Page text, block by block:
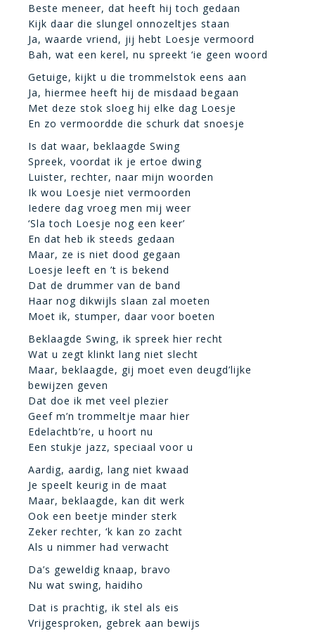
Beste meneer, dat heeft hij toch gedaan
Kijk daar die slungel onnozeltjes staan
Ja, waarde vriend, jij hebt Loesje vermoord
Bah, wat een kerel, nu spreekt ‘ie geen woord
Getuige, kijkt u die trommelstok eens aan
Ja, hiermee heeft hij de misdaad begaan
Met deze stok sloeg hij elke dag Loesje
En zo vermoordde die schurk dat snoesje
Is dat waar, beklaagde Swing
Spreek, voordat ik je ertoe dwing
Luister, rechter, naar mijn woorden
Ik wou Loesje niet vermoorden
Iedere dag vroeg men mij weer
‘Sla toch Loesje nog een keer’
En dat heb ik steeds gedaan
Maar, ze is niet dood gegaan
Loesje leeft en ’t is bekend
Dat de drummer van de band
Haar nog dikwijls slaan zal moeten
Moet ik, stumper, daar voor boeten
Beklaagde Swing, ik spreek hier recht
Wat u zegt klinkt lang niet slecht
Maar, beklaagde, gij moet even deugd’lijke
bewijzen geven
Dat doe ik met veel plezier
Geef m’n trommeltje maar hier
Edelachtb’re, u hoort nu
Een stukje jazz, speciaal voor u
Aardig, aardig, lang niet kwaad
Je speelt keurig in de maat
Maar, beklaagde, kan dit werk
Ook een beetje minder sterk
Zeker rechter, ‘k kan zo zacht
Als u nimmer had verwacht
Da’s geweldig knaap, bravo
Nu wat swing, haidiho
Dat is prachtig, ik stel als eis
Vrijgesproken, gebrek aan bewijs